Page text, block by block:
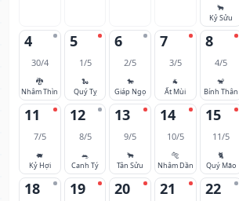
🐂
Kỷ Sửu
4
30/4
🐉
Nhâm Thìn
5
1/5
🐍
Quý Tỵ
6
2/5
🐎
Giáp Ngọ
7
3/5
🐐
Ất Mùi
8
4/5
🐒
Bính Thân
11
7/5
🐖
Kỷ Hợi
12
8/5
🐀
Canh Tý
13
9/5
🐂
Tân Sửu
14
10/5
🐅
Nhâm Dần
15
11/5
🐈
Quý Mão
18 19 20 21 22